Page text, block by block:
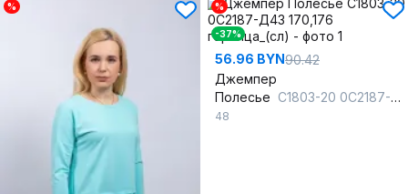
% %
-37%
56.96 BYN90.42
Джемпер
Полесье С1803-20 0С2187-Д43 170,176 горчица_(сл)
48